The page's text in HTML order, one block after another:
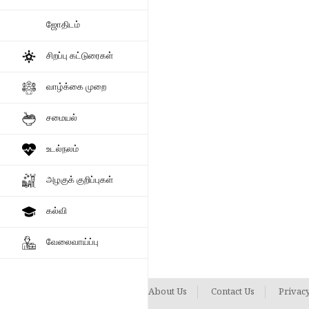
ஜோதிடம்
சிறப்பு கட்டுரைகள்
வாழ்க்கை முறை
சமையல்
உடல்நலம்
அழகுக் குறிப்புகள்
கல்வி
வேலைவாய்ப்பு
About Us Contact Us